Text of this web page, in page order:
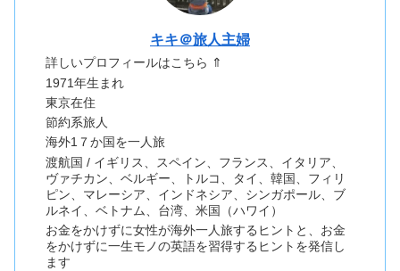
キキ＠旅人主婦
詳しいプロフィールはこちら ⇑
1971年生まれ
東京在住
節約系旅人
海外1７か国を一人旅
渡航国 / イギリス、スペイン、フランス、イタリア、
ヴァチカン、ベルギー、トルコ、タイ、韓国、フィリ
ピン、マレーシア、インドネシア、シンガポール、ブ
ルネイ、ベトナム、台湾、米国（ハワイ）
お金をかけずに女性が海外一人旅するヒントと、お金
をかけずに一生モノの英語を習得するヒントを発信し
ます